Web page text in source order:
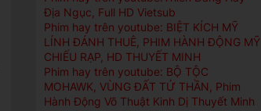
Địa Ngục, Full HD Vietsub
Phim hay trên youtube: BIỆT KÍCH MỸ
LÍNH ĐÁNH THUÊ, PHIM HÀNH ĐỘNG MỸ
CHIẾU RẠP, HD THUYẾT MINH
Phim hay trên youtube: BỘ TỘC
MOHAWK, VÙNG ĐẤT TỬ THẦN, Phim
Hành Động Võ Thuật Kinh Dị Thuyết Minh